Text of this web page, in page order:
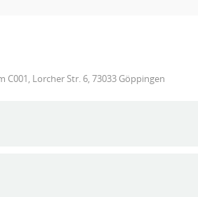
Lorcher Str. 6, 73033 Göppingen